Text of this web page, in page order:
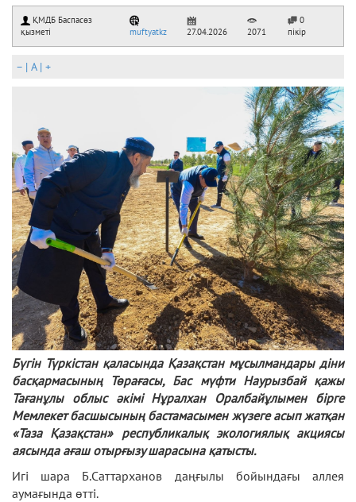
ҚМДБ Баспасөз
қызметі
muftyatkz 27.04.2026 2071
0
пікір
– | A| +
Бүгін Түркістан қаласында Қазақстан мұсылмандары діни
басқармасының Төрағасы, Бас мүфти Наурызбай қажы
Тағанұлы облыс әкімі Нұралхан Оралбайұлымен бірге
Мемлекет басшысының бастамасымен жүзеге асып жатқан
«Таза Қазақстан» республикалық экологиялық акциясы
аясында ағаш отырғызу шарасына қатысты.
Игі шара Б.Саттарханов даңғылы бойындағы аллея
аумағында өтті.